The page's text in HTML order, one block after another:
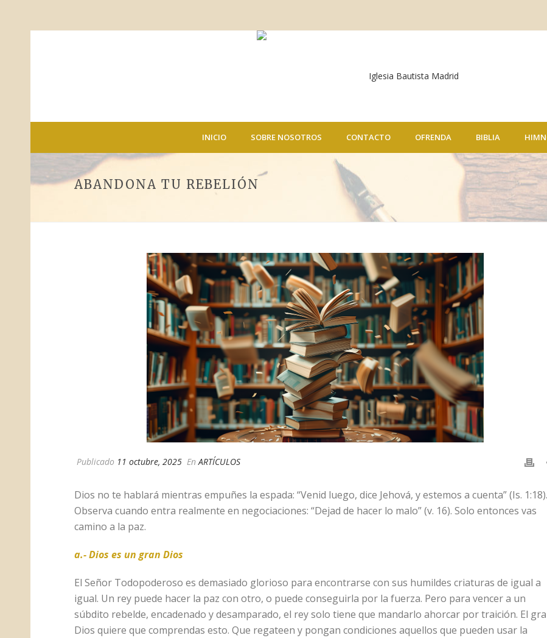
INICIO SOBRE NOSOTROS CONTACTO OFRENDA BIBLIA
ABANDONA TU REBELIÓN
Publicado 11 octubre, 2025 En ARTÍCULOS
Dios no te hablará mientras empuñes la espada: “Venid luego, dice Jehová, y estemos a cuenta” (Is. 1:18).
Observa cuando entra realmente en negociaciones: “Dejad de hacer lo malo” (v. 16). Solo entonces vas
camino a la paz.
a.- Dios es un gran Dios
El Señor Todopoderoso es demasiado glorioso para encontrarse con sus humildes criaturas de igual a
igual. Un rey puede hacer la paz con otro, o puede conseguirla por la fuerza. Pero para vencer a un
súbdito rebelde, encadenado y desamparado, el rey solo tiene que mandarlo ahorcar por traición. El
Dios quiere que comprendas esto. Que regateen y pongan condiciones aquellos que pueden usar la